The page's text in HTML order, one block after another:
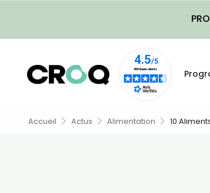
Accueil Actus Alimentation 10